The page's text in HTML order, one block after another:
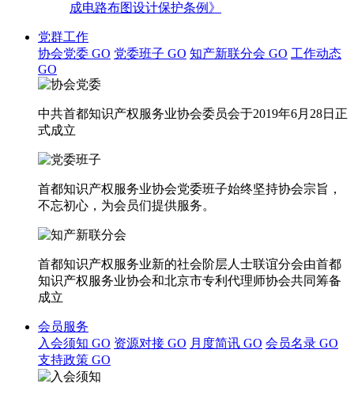
成电路布图设计保护条例》
党群工作
协会党委 GO 党委班子 GO 知产新联分会 GO 工作动态
GO
中共首都知识产权服务业协会委员会于2019年6月28日正
式成立
首都知识产权服务业协会党委班子始终坚持协会宗旨，
不忘初心，为会员们提供服务。
首都知识产权服务业新的社会阶层人士联谊分会由首都
知识产权服务业协会和北京市专利代理师协会共同筹备
成立
会员服务
入会须知 GO 资源对接 GO 月度简讯 GO 会员名录 GO
支持政策 GO